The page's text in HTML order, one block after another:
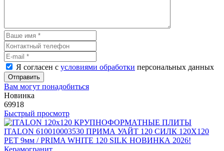
Я согласен с условиями обработки персональных данных
Отправить
Вам могут понадобиться
Новинка
69918
Быстрый просмотр